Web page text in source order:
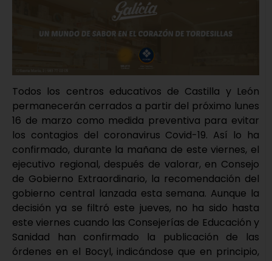
Todos los centros educativos de Castilla y León
permanecerán cerrados a partir del próximo lunes
16 de marzo como medida preventiva para evitar
los contagios del coronavirus Covid-19. Así lo ha
confirmado, durante la mañana de este viernes, el
ejecutivo regional, después de valorar, en Consejo
de Gobierno Extraordinario, la recomendación del
gobierno central lanzada esta semana. Aunque la
decisión ya se filtró este jueves, no ha sido hasta
este viernes cuando las Consejerías de Educación y
Sanidad han confirmado la publicación de las
órdenes en el Bocyl, indicándose que en principio,